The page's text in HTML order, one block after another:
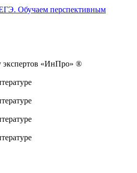
Обучаем перспективным
экспертов «ИнПро» ®